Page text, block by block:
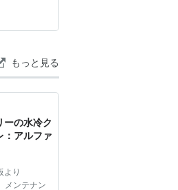
もっと見る
ーの水冷ク
：アルファ
より
メンテナン